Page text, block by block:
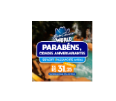
INFO